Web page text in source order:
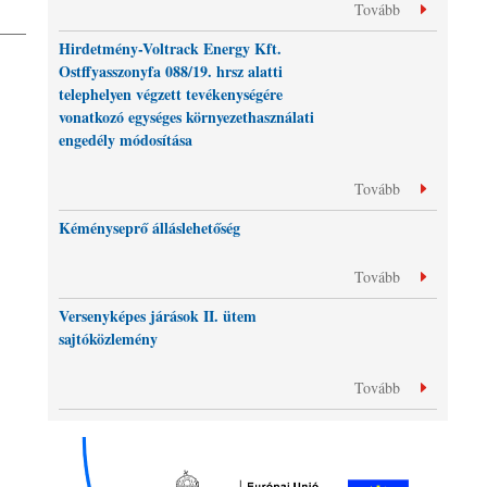
Tovább
Hirdetmény-Voltrack Energy Kft.
Ostffyasszonyfa 088/19. hrsz alatti
telephelyen végzett tevékenységére
vonatkozó egységes környezethasználati
engedély módosítása
Tovább
Kéményseprő álláslehetőség
Tovább
Versenyképes járások II. ütem
sajtóközlemény
Tovább